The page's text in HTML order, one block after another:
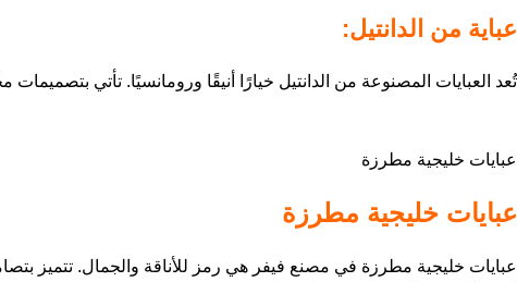
عباية من الدانتيل:
تُعد العبايات المصنوعة من الدانتيل خيارًا أنيقًا ورومانسيًا. تأتي بتصميمات
عبايات خليجية مطرزة
عبايات خليجية مطرزة
عبايات خليجية مطرزة في مصنع فيفر هي رمز للأناقة والجمال. تتميز